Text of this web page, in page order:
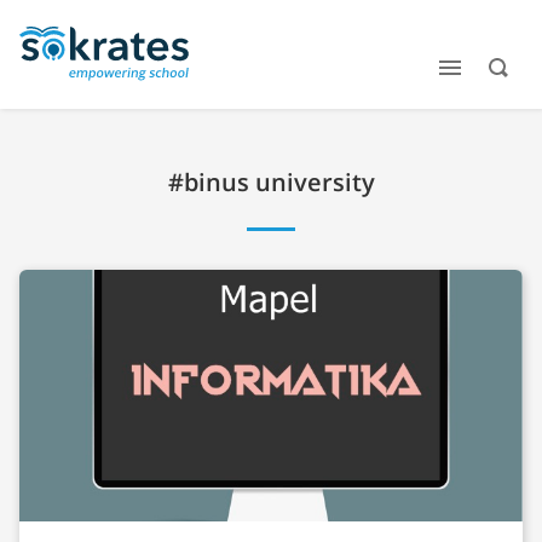
#binus university